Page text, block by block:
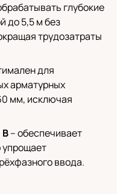
глубокие
до 5,5 м без
трудозатраты
для
арматурных
мм, исключая
В– обеспечивает
упрощает
ввода.